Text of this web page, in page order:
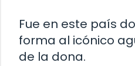
Fue en este país
forma al icónico
de la dona.